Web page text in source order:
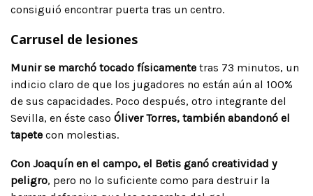
consiguió encontrar puerta tras un centro.
Carrusel de lesiones
Munir se marchó tocado físicamente tras 73 minutos, un
indicio claro de que los jugadores no están aún al 100%
de sus capacidades. Poco después, otro integrante del
Sevilla, en éste caso Óliver Torres, también abandonó el
tapete con molestias.
Con Joaquín en el campo, el Betis ganó creatividad y
peligro, pero no lo suficiente como para destruir la